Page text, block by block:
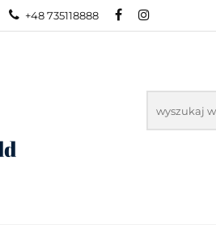
+48 735118888
KATEGORIE NOWOŚCI